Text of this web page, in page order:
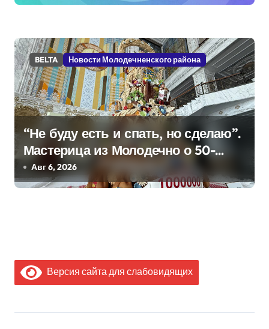
BELTA Новости Молодечненского района
“Не буду есть и спать, но сделаю”.
Мастерица из Молодечно о 50-
килограммовом каравае для
Дворца Независимости
Авг 6, 2026
Версия сайта для слабовидящих